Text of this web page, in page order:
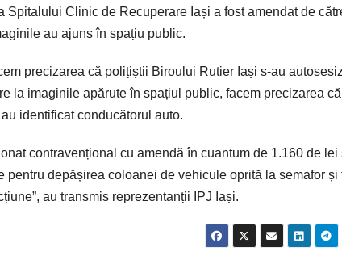
Spitalului Clinic de Recuperare Iași a fost amendat de
au ajuns în spațiu public.
precizarea că polițiștii Biroului Rutier Iași s-au
la imaginile apărute în spațiul public, facem precizarea
identificat conducătorul auto.
contravențional cu amendă în cuantum de 1.160 de lei
depășirea coloanei de vehicule oprită la semafor și
au transmis reprezentanții IPJ Iași.